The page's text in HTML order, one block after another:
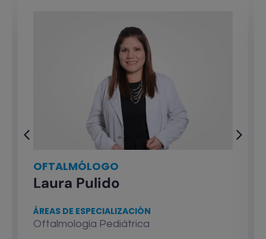
OFTALMÓLOGO
Laura Pulido
ÁREAS DE ESPECIALIZACIÓN
Oftalmología Pediátrica